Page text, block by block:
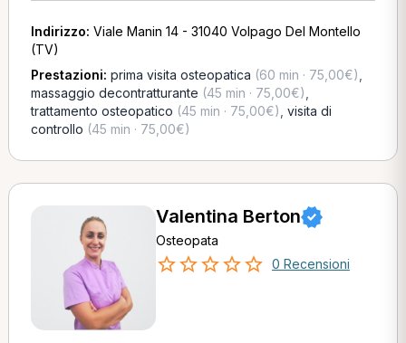
Indirizzo: Viale Manin 14 - 31040 Volpago Del Montello
(TV)
Prestazioni: prima visita osteopatica (60 min · 75,00€)
massaggio decontratturante (45 min · 75,00€)
trattamento osteopatico (45 min · 75,00€) visita di
controllo (45 min · 75,00€)
Valentina Berton
Osteopata
0 Recensioni